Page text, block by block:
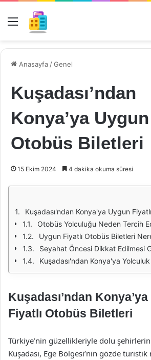
Menü
Anasayfa /Genel
Kuşadası’ndan
Konya’ya
Otobüs Biletleri
15 Ekim 2024 4 dakika okuma süresi
Kuşadası'ndan Konya'ya Uygun
Otobüs Yolculuğu Neden Tercih
Uygun Fiyatlı Otobüs Biletleri
Seyahat Öncesi Dikkat Edilmesi
Kuşadası'ndan Konya'ya
Kuşadası’ndan
Fiyatlı Otobüs Biletleri
Türkiye’nin güzellikleriyle dolu
Kuşadası, Ege Bölgesi’nin gözde